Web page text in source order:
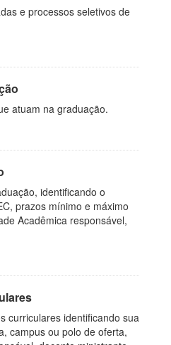
e processos seletivos de
atuam na graduação.
identificando o
prazos mínimo e máximo
Acadêmica responsável,
curriculares identificando sua
campus ou polo de oferta,